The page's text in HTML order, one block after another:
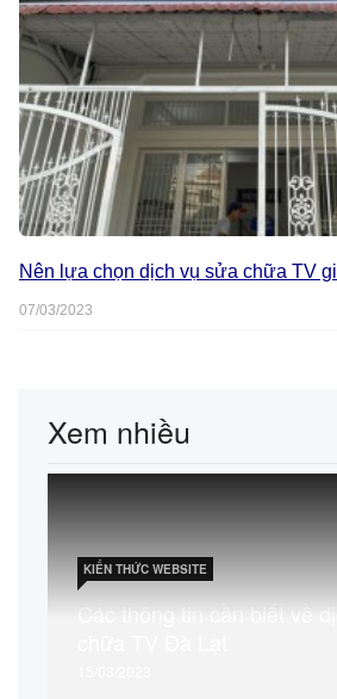
Nên lựa chọn dịch vụ sửa chữa TV
07/03/2023
Xem nhiều
KIẾN THỨC WEBSITE
Các thông tin cần biết về